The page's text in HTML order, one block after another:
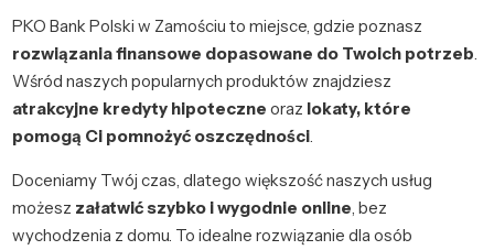
PKO Bank Polski w Zamościu to miejsce, gdzie poznasz
rozwiązania finansowe dopasowane do Twoich potrzeb.
Wśród naszych popularnych produktów znajdziesz
atrakcyjne kredyty hipoteczne oraz lokaty, które
pomogą Ci pomnożyć oszczędności.
Doceniamy Twój czas, dlatego większość naszych usług
możesz załatwić szybko i wygodnie online, bez
wychodzenia z domu. To idealne rozwiązanie dla osób